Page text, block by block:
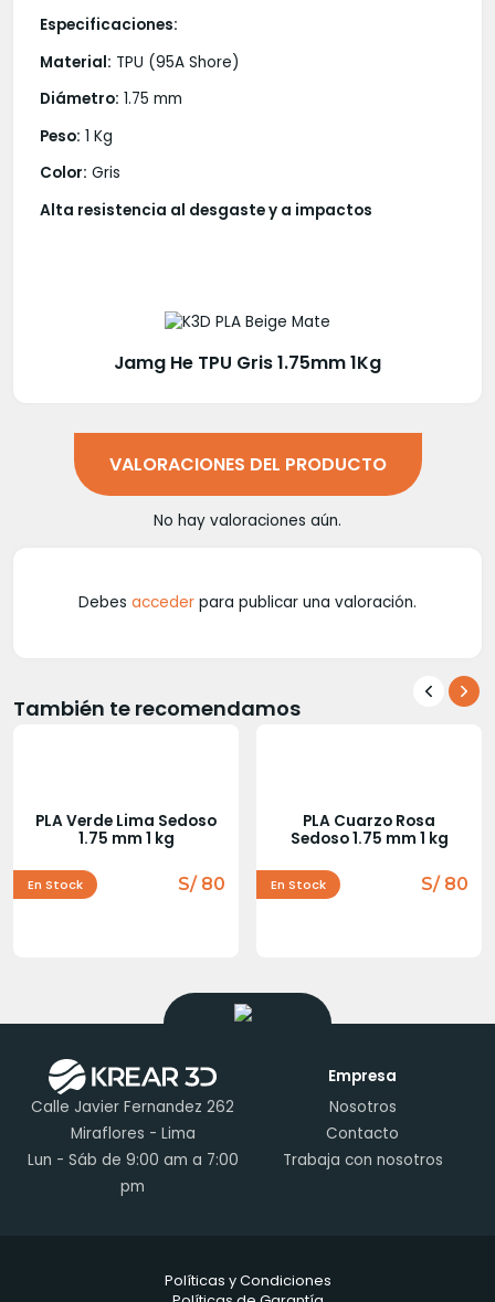
Especificaciones:
Material: TPU (95A Shore)
Diámetro: 1.75 mm
Peso: 1 Kg
Color: Gris
Alta resistencia al desgaste y a impactos
Jamg He TPU Gris 1.75mm 1Kg
VALORACIONES DEL PRODUCTO
No hay valoraciones aún.
Debes acceder para publicar una valoración.
También te recomendamos
PLA Verde Lima Sedoso
1.75 mm 1 kg
En Stock S/ 80
PLA Cuarzo Rosa
Sedoso 1.75 mm 1 kg
En Stock S/ 80
Calle Javier Fernandez 262
Miraflores - Lima
Lun - Sáb de 9:00 am a 7:00
pm
Empresa
Nosotros
Contacto
Trabaja con nosotros
Políticas y Condiciones